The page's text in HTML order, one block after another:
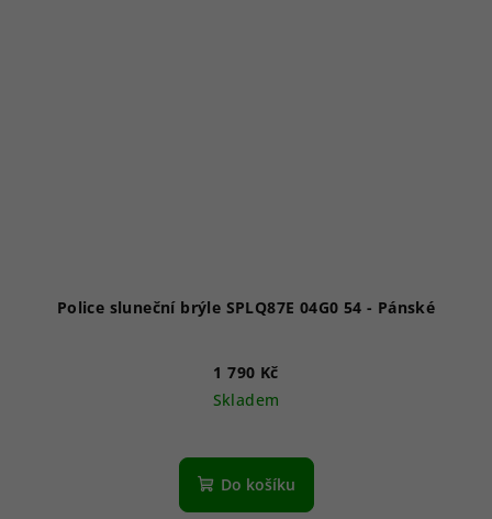
Police sluneční brýle SPLQ87E 04G0 54 - Pánské
1 790 Kč
Skladem
Do košíku